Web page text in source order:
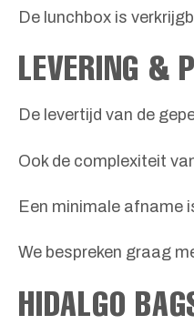
De lunchbox is
LEVERING &
De levertijd van de
Ook de complexiteit
Een minimale afname
We bespreken graag
HIDALGO